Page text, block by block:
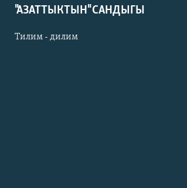
"АЗАТТЫКТЫН" САНДЫГЫ
Тилим - дилим